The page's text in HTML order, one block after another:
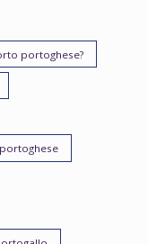
portoghese?